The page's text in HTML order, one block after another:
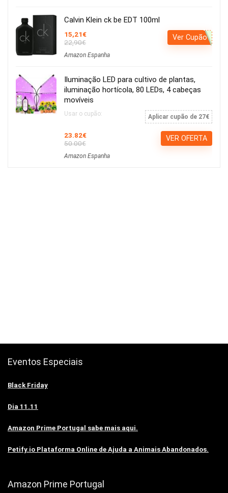
Calvin Klein ck be EDT 100ml
15,21€
22,90€
Amazon Espanha
Ver Cupão
Iluminação LED para cultivo de plantas,
iluminação hortícola, 80 LEDs, 4 cabeças
movíveis
Usar o cupão: Aplicar cupão de 27€
23.82€
50.00€
Amazon Espanha
VER OFERTA
Eventos Especiais
Black Friday
Dia 11.11
Amazon Prime Portugal sabe mais aqui.
Petify.io Plataforma Online de Ajuda a Animais Abandonados.
Amazon Prime Portugal